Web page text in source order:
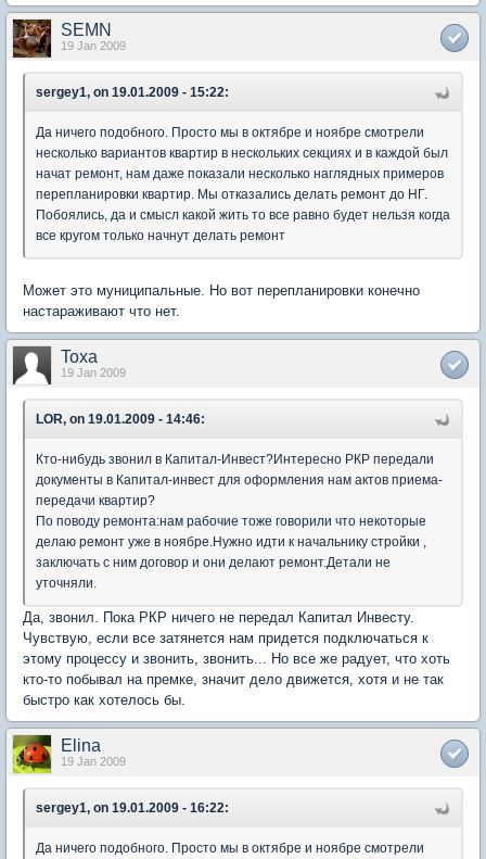
SEMN
19 Jan 2009
sergey1, on 19.01.2009 - 15:22:
Да ничего подобного. Просто мы в октябре и ноябре смотрели
несколько вариантов квартир в нескольких секциях и в каждой был
начат ремонт, нам даже показали несколько наглядных примеров
перепланировки квартир. Мы отказались делать ремонт до НГ.
Побоялись, да и смысл какой жить то все равно будет нельзя когда
все кругом только начнут делать ремонт
Может это муниципальные. Но вот перепланировки конечно
настараживают что нет.
Toxa
19 Jan 2009
LOR, on 19.01.2009 - 14:46:
Кто-нибудь звонил в Капитал-Инвест?Интересно РКР передали
документы в Капитал-инвест для оформления нам актов приема-
передачи квартир?
По поводу ремонта:нам рабочие тоже говорили что некоторые
делаю ремонт уже в ноябре.Нужно идти к начальнику стройки ,
заключать с ним договор и они делают ремонт.Детали не
уточняли.
Да, звонил. Пока РКР ничего не передал Капитал Инвесту.
Чувствую, если все затянется нам придется подключаться к
этому процессу и звонить, звонить... Но все же радует, что хоть
кто-то побывал на премке, значит дело движется, хотя и не так
быстро как хотелось бы.
Elina
19 Jan 2009
sergey1, on 19.01.2009 - 16:22:
Да ничего подобного. Просто мы в октябре и ноябре смотрели